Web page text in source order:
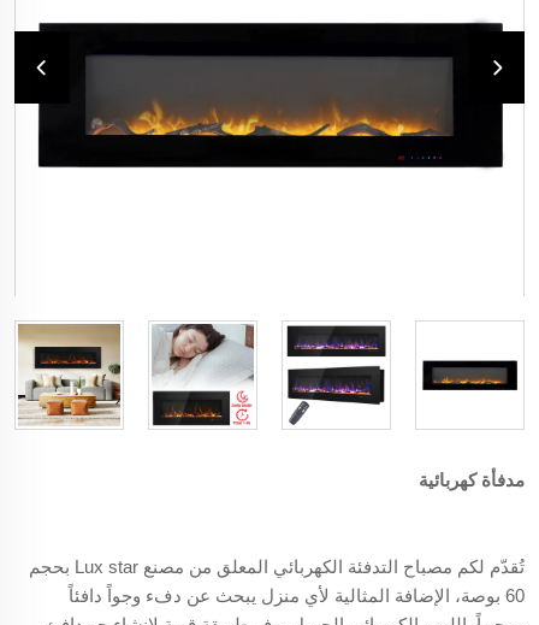
مدفأة كهربائية
تُقدّم لكم مصباح التدفئة الكهربائي المعلق من مصنع Lux star بحجم
60 بوصة، الإضافة المثالية لأي منزل يبحث عن دفء وجواً دافئاً